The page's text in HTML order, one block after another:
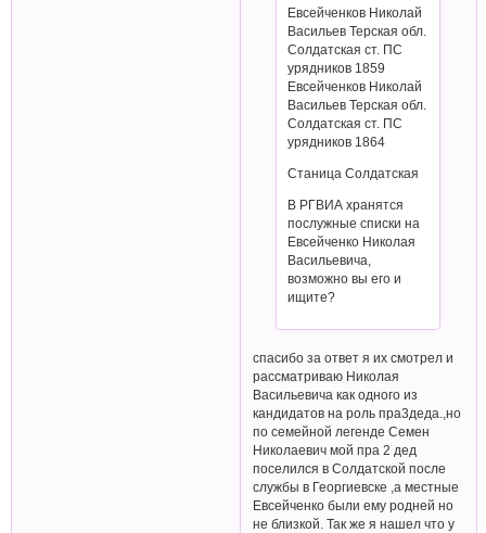
Евсейченков Николай
Васильев Терская обл.
Солдатская ст. ПС
урядников 1859
Евсейченков Николай
Васильев Терская обл.
Солдатская ст. ПС
урядников 1864
Станица Солдатская
В РГВИА хранятся
послужные списки на
Евсейченко Николая
Васильевича,
возможно вы его и
ищите?
спасибо за ответ я их смотрел и
рассматриваю Николая
Васильевича как одного из
кандидатов на роль пра3деда.,но
по семейной легенде Семен
Николаевич мой пра 2 дед
поселился в Солдатской после
службы в Георгиевске ,а местные
Евсейченко были ему родней но
не близкой. Так же я нашел что у